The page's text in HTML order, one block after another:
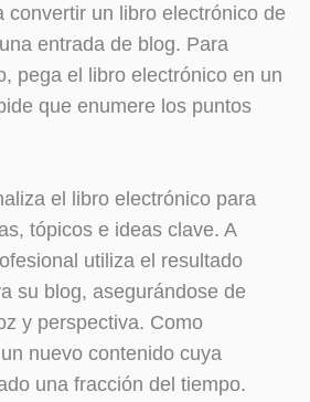
convertir un libro electrónico de
entrada de blog. Para
pega el libro electrónico en un
que enumere los puntos
el libro electrónico para
tópicos e ideas clave. A
utiliza el resultado
su blog, asegurándose de
y perspectiva. Como
nuevo contenido cuya
una fracción del tiempo.